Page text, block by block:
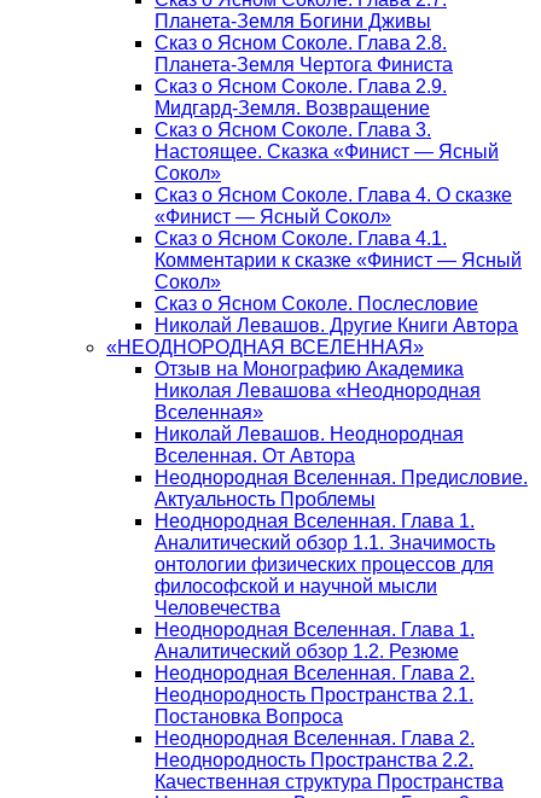
Планета-Земля Богини Дживы
Сказ о Ясном Соколе. Глава 2.8.
Планета-Земля Чертога Финиста
Сказ о Ясном Соколе. Глава 2.9.
Мидгард-Земля. Возвращение
Сказ о Ясном Соколе. Глава 3.
Настоящее. Сказка «Финист — Ясный
Сокол»
Сказ о Ясном Соколе. Глава 4. О сказке
«Финист — Ясный Сокол»
Сказ о Ясном Соколе. Глава 4.1.
Комментарии к сказке «Финист — Ясный
Сокол»
Сказ о Ясном Соколе. Послесловие
Николай Левашов. Другие Книги Автора
«НЕОДНОРОДНАЯ ВСЕЛЕННАЯ»
Отзыв на Монографию Академика
Николая Левашова «Неоднородная
Вселенная»
Николай Левашов. Неоднородная
Вселенная. От Автора
Неоднородная Вселенная. Предисловие.
Актуальность Проблемы
Неоднородная Вселенная. Глава 1.
Аналитический обзор 1.1. Значимость
онтологии физических процессов для
философской и научной мысли
Человечества
Неоднородная Вселенная. Глава 1.
Аналитический обзор 1.2. Резюме
Неоднородная Вселенная. Глава 2.
Неоднородность Пространства 2.1.
Постановка Вопроса
Неоднородная Вселенная. Глава 2.
Неоднородность Пространства 2.2.
Качественная структура Пространства